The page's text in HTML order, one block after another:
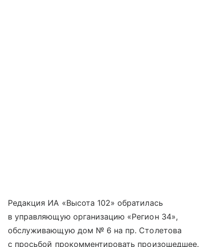
Редакция ИА «Высота 102» обратилась
в управляющую организацию «Регион 34»,
обслуживающую дом № 6 на пр. Столетова
с просьбой прокомментировать произошедшее.